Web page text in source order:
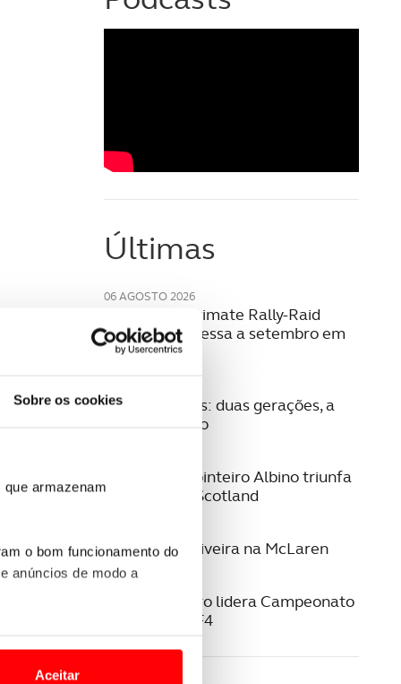
Sobre os cookies
armazenam
o bom funcionamento do
anúncios de modo a
Aceitar
Últimas
06 AGOSTO 2026
W2RC: bp Ultimate Rally-Raid
Portugal regressa a setembro em
2027
Família Fontes: duas gerações, a
mesma paixão
Eduardo Carpinteiro Albino triunfa
no Eco Rally Scotland
Guilherme Oliveira na McLaren
22 JUNHO 2026
Noah Monteiro lidera Campeonato
Espanhol de F4